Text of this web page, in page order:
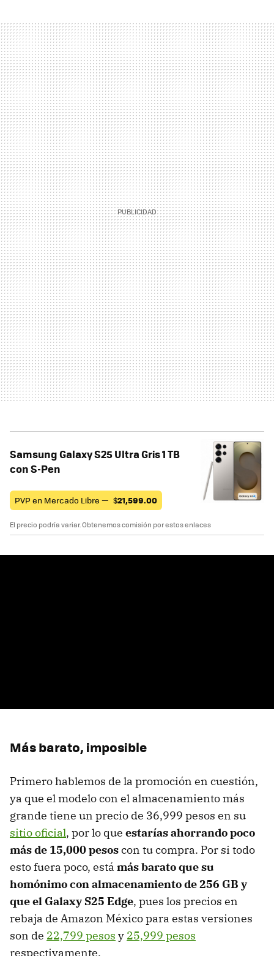
Samsung Galaxy S25 Ultra Gris 1 TB
con S-Pen
PVP en Mercado Libre — $21,599.00
El precio podría variar. Obtenemos comisión por estos enlaces
Más barato, imposible
Primero hablemos de la promoción en cuestión,
ya que el modelo con el almacenamiento más
grande tiene un precio de 36,999 pesos en su
sitio oficial, por lo que estarías ahorrando poco
más de 15,000 pesoscon tu compra. Por si todo
esto fuera poco, está más barato que su
homónimo con almacenamiento de 256 GB y
que el Galaxy S25 Edge, pues los precios en
rebaja de Amazon México para estas versiones
son de 22,799 pesos y 25,999 pesos
respectivamente.